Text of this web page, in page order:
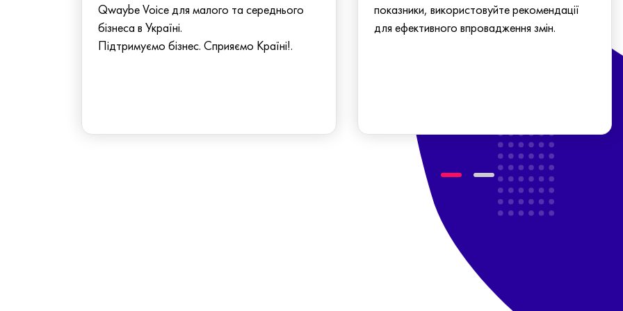
Qwaybe Voice для малого та середнього
бізнеса в Україні.
Підтримуємо бізнес. Сприяємо Країні!.
показники, використовуйте рекомендації
для ефективного впровадження змін.